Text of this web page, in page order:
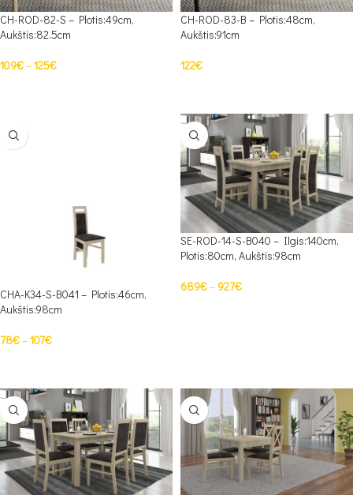
CH-ROD-82-S – Plotis:49cm,
Aukštis:82.5cm
109€–125€
CH-ROD-83-B – Plotis:48cm,
Aukštis:91cm
122€
CHA-K34-S-B041 – Plotis:46cm,
Aukštis:98cm
78€–107€
SE-ROD-14-S-B040 – Ilgis:140cm,
Plotis:80cm, Aukštis:98cm
689€– 927€